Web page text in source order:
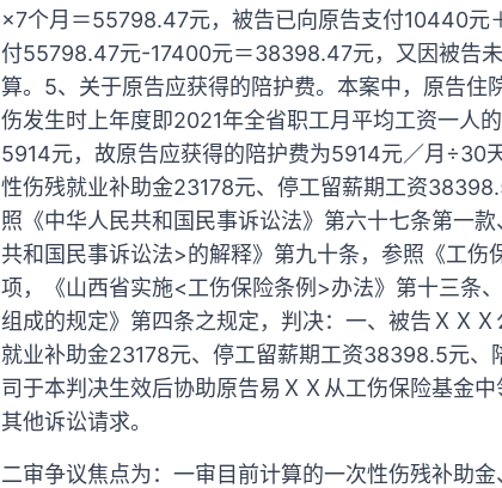
×7个月＝55798.47元，被告已向原告支付10440
付55798.47元-17400元＝38398.47元，又因被告
算。5、关于原告应获得的陪护费。本案中，原告
伤发生时上年度即2021年全省职工月平均工资一人
5914元，故原告应获得的陪护费为5914元／月÷30
性伤残就业补助金23178元、停工留薪期工资
照《中华人民共和国民事诉讼法》第六十七条第一
共和国民事诉讼法>的解释》第九十条，参照《工伤
项，《山西省实施<工伤保险条例>办法》第十三条
组成的规定》第四条之规定，判决：一、被告ＸＸ
就业补助金23178元、停工留薪期工资38398.5元
司于本判决生效后协助原告易ＸＸ从工伤保险基金
其他诉讼请求。
二审争议焦点为：一审目前计算的一次性伤残补助